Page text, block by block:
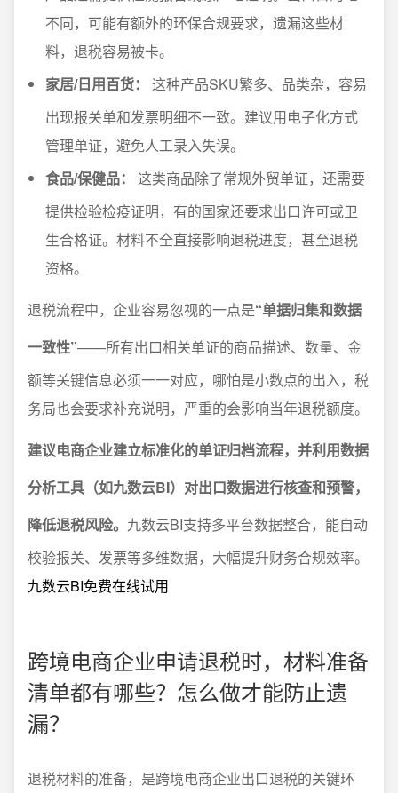
不同，可能有额外的环保合规要求，遗漏这些材
料，退税容易被卡。
家居/日用百货：
这种产品SKU繁多、品类杂，容易
出现报关单和发票明细不一致。建议用电子化方式
管理单证，避免人工录入失误。
食品/保健品：
这类商品除了常规外贸单证，还需要
提供检验检疫证明，有的国家还要求出口许可或卫
生合格证。材料不全直接影响退税进度，甚至退税
资格。
退税流程中，企业容易忽视的一点是“单据归集和数据
一致性”——所有出口相关单证的商品描述、数量、金
额等关键信息必须一一对应，哪怕是小数点的出入，税
务局也会要求补充说明，严重的会影响当年退税额度。
建议电商企业建立标准化的单证归档流程，并利用数据
分析工具（如九数云BI）对出口数据进行核查和预警，
降低退税风险。 九数云BI支持多平台数据整合，能自动
校验报关、发票等多维数据，大幅提升财务合规效率。
九数云BI免费在线试用
跨境电商企业申请退税时，材料准备
清单都有哪些？怎么做才能防止遗
漏？
退税材料的准备，是跨境电商企业出口退税的关键环